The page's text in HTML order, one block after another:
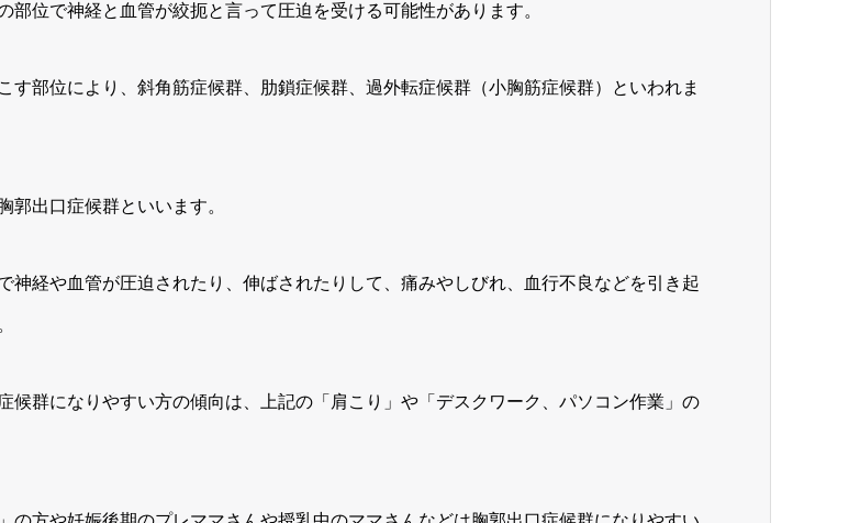
部位で神経と血管が絞扼と言って圧迫を受ける可能性があります。
す部位により、斜角筋症候群、肋鎖症候群、過外転症候群（小胸筋症候群）といわれま
郭出口症候群といいます。
神経や血管が圧迫されたり、伸ばされたりして、痛みやしびれ、血行不良などを引き起
候群になりやすい方の傾向は、上記の「肩こり」や「デスクワーク、パソコン作業」の